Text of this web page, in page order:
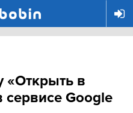
«Открыть в
Google